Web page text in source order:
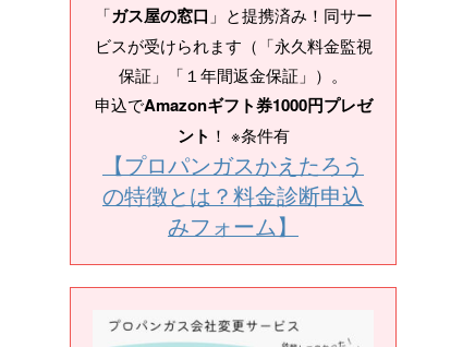
「ガス屋の窓口 」と提携済み！同サー
ビスが受けられます（「永久料金監視
保証」「１年間返金保証」）。
申込でAmazonギフト券1000円プレゼ
ント ！ ※条件有
【プロパンガスかえたろう
の特徴とは？料金診断申込
みフォーム】